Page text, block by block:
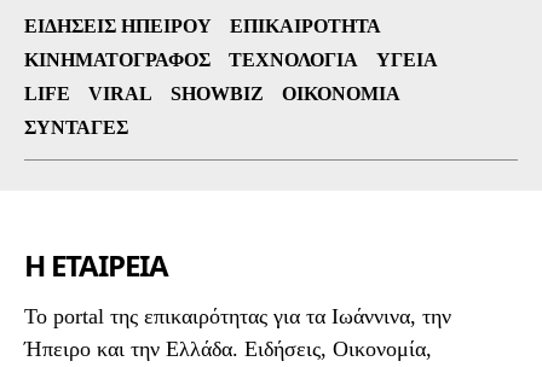
ΕΙΔΉΣΕΙΣ ΗΠΕΊΡΟΥ
ΕΠΙΚΑΙΡΌΤΗΤΑ
ΚΙΝΗΜΑΤΟΓΡΆΦΟΣ
ΤΕΧΝΟΛΟΓΊΑ
ΥΓΕΊΑ
LIFE
VIRAL SHOWBIZ
ΟΙΚΟΝΟΜΊΑ
ΣΥΝΤΑΓΈΣ
Η ΕΤΑΙΡΕΙΑ
To portal της επικαιρότητας για τα Ιωάννινα, την
Ήπειρο και την Ελλάδα. Ειδήσεις, Οικονομία,